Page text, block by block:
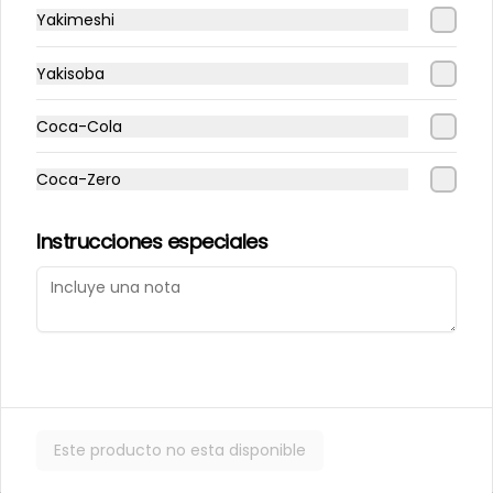
$5.400
244 - Hot Mushroom
Pimenton
Champiñon Tempura, Palta,
Yakimeshi
Yakisoba
Coca-Cola
Coca-Zero
Instrucciones especiales
Este producto no esta disponible